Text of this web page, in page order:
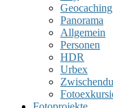
Geocaching
Panorama
Allgemein
Personen
HDR
Urbex